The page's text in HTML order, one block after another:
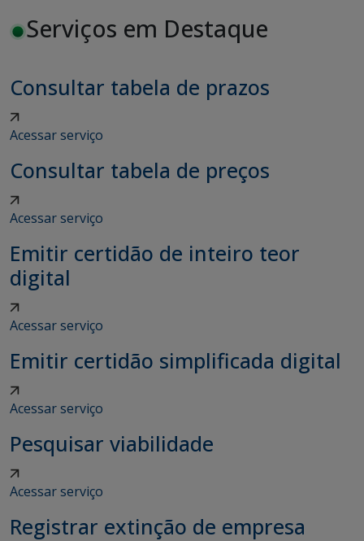
Serviços em Destaque
Consultar tabela de prazos
Acessar serviço
Consultar tabela de preços
Acessar serviço
Emitir certidão de inteiro teor
digital
Acessar serviço
Emitir certidão simplificada digital
Acessar serviço
Pesquisar viabilidade
Acessar serviço
Registrar extinção de empresa